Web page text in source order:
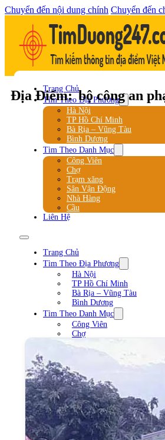
Chuyển đến nội dung chính Chuyển đến
Trang Chủ
Tìm Theo Địa Phương
Hà Nội
TP Hồ Chí Minh
Bà Rịa – Vũng Tàu
Bình Dương
Tìm Theo Danh Mục
Công Viên
Chợ
Trạm xăng
Sân Vận Động
Nhà Hàng
Cầu
Liên Hệ
Trang Chủ
Tìm Theo Địa Phương
Hà Nội
TP Hồ Chí Minh
Bà Rịa – Vũng Tàu
Bình Dương
Tìm Theo Danh Mục
Công Viên
Chợ
Sân Vận Động
Cầu
Liên Hệ
Địa Điểm: bộ công an